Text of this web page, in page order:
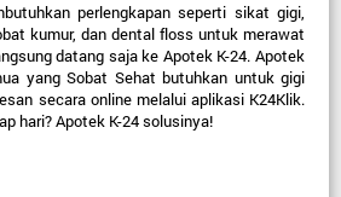
perlengkapan seperti sikat gigi,
kumur, dan dental floss untuk merawat
datang saja ke Apotek K-24. Apotek
yang Sobat Sehat butuhkan untuk gigi
secara online melalui aplikasi K24Klik.
hari? Apotek K-24 solusinya!